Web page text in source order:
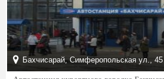
Бахчисарай, Симферопольская ул., 45